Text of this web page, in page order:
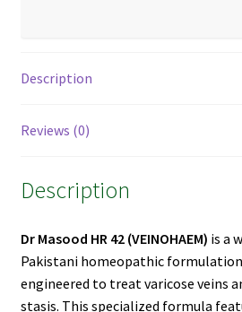
Description
Reviews (0)
Description
Dr Masood HR 42 (VEINOHAEM) is a
Pakistani homeopathic
engineered to treat varicose veins
stasis. This specialized formula